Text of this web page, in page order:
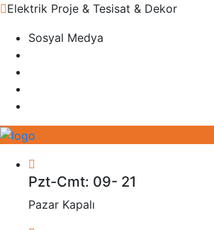
Elektrik Proje & Tesisat & Dekor
Sosyal Medya
Pzt-Cmt: 09- 21
Pazar Kapalı